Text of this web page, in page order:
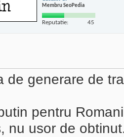
Membru SeoPedia
Reputatie: 45
de generare de
pentru
nu usor de